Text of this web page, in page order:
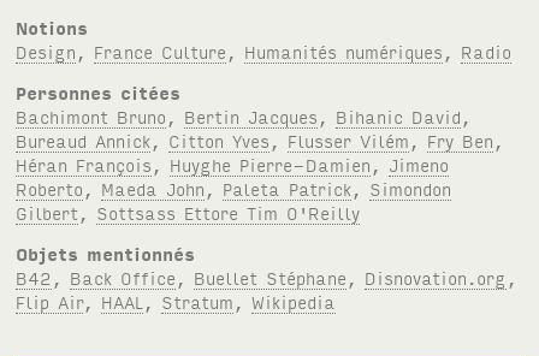
Notions
Design , France Culture , Humanités numériques , Radio
Personnes citées
Bachimont Bruno , Bertin Jacques , Bihanic David ,
Bureaud Annick, Citton Yves , Flusser Vilém , Fry Ben ,
Héran François , Huyghe Pierre-Damien , Jimeno
Roberto , Maeda John , Paleta Patrick, Simondon
Gilbert , Sottsass Ettore Tim O'Reilly
Objets mentionnés
B42 , Back Office , Buellet Stéphane , Disnovation.org ,
Flip Air, HAAL , Stratum ,Wikipedia